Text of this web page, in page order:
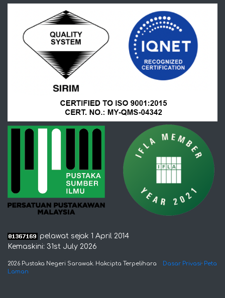
pelawat sejak 1 April 2014
Kemaskini: 31st July 2026
2026 Pustaka Negeri Sarawak. Hakcipta Terpelihara Dasar Privasi· Peta
Laman